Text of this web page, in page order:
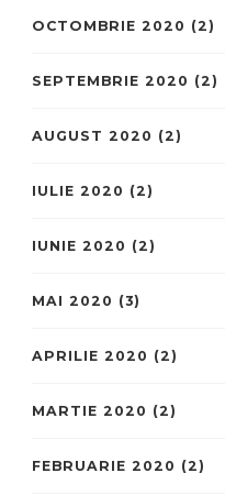
OCTOMBRIE 2020 (2)
SEPTEMBRIE 2020 (2)
AUGUST 2020 (2)
IULIE 2020 (2)
IUNIE 2020 (2)
MAI 2020 (3)
APRILIE 2020 (2)
MARTIE 2020 (2)
FEBRUARIE 2020 (2)